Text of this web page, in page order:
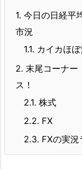
1. 今日の日経平
市況
1.1. カイカほ
2. 末尾コーナー
ス！
2.1. 株式
2.2. FX
2.3. FXの実